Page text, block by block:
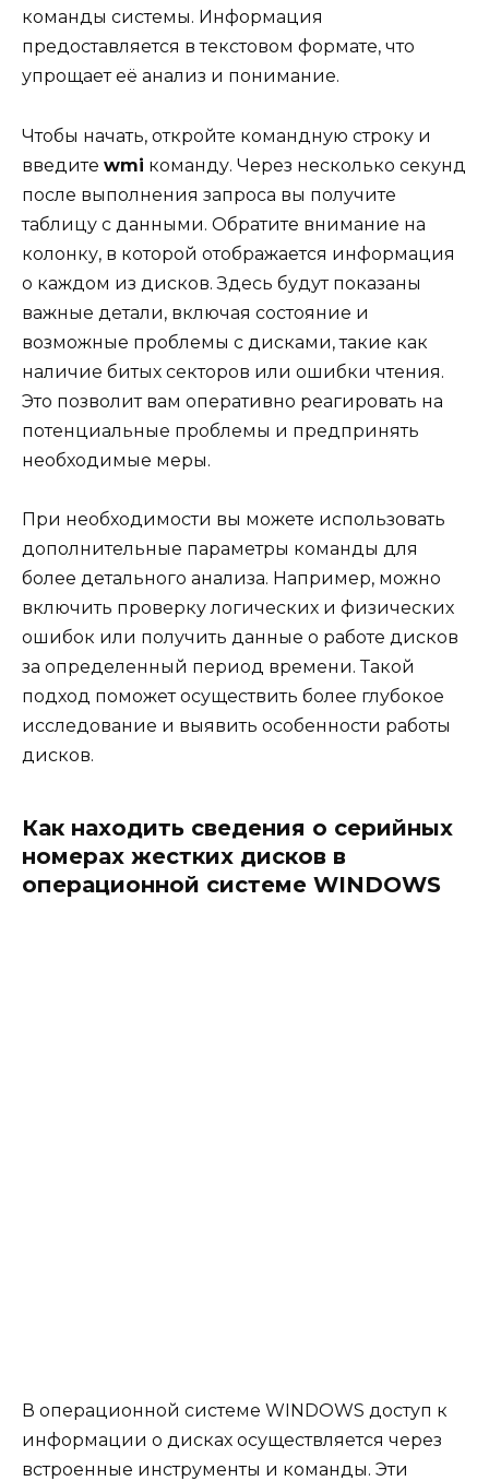
команды системы. Информация
предоставляется в текстовом формате, что
упрощает её анализ и понимание.
Чтобы начать, откройте командную строку и
введите wmi команду. Через несколько секунд
после выполнения запроса вы получите
таблицу с данными. Обратите внимание на
колонку, в которой отображается информация
о каждом из дисков. Здесь будут показаны
важные детали, включая состояние и
возможные проблемы с дисками, такие как
наличие битых секторов или ошибки чтения.
Это позволит вам оперативно реагировать на
потенциальные проблемы и предпринять
необходимые меры.
При необходимости вы можете использовать
дополнительные параметры команды для
более детального анализа. Например, можно
включить проверку логических и физических
ошибок или получить данные о работе дисков
за определенный период времени. Такой
подход поможет осуществить более глубокое
исследование и выявить особенности работы
дисков.
Как находить сведения о серийных
номерах жестких дисков в
операционной системе WINDOWS
В операционной системе WINDOWS доступ к
информации о дисках осуществляется через
встроенные инструменты и команды. Эти